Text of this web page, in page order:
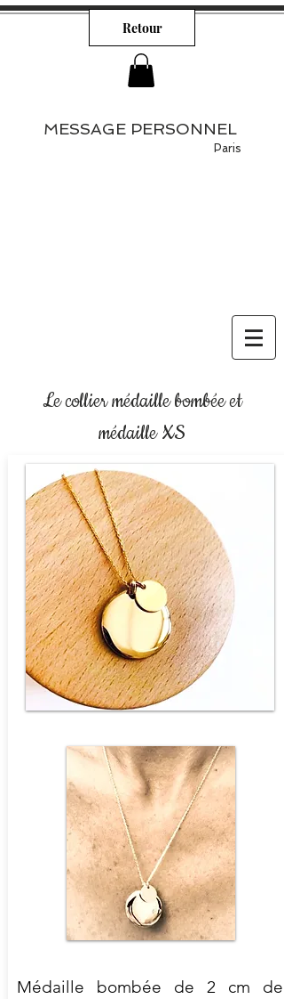
Retour
MESSAGE PERSONNEL
Paris
Le collier médaille bombée et
médaille XS
Médaille bombée de 2 cm de